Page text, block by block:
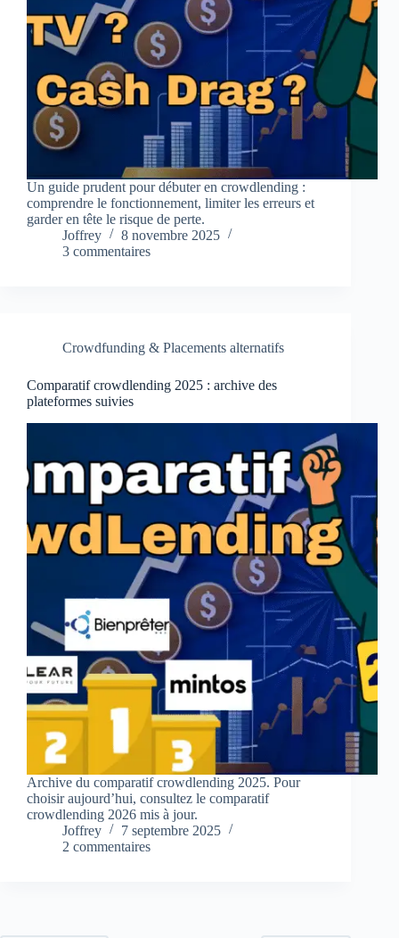
Un guide prudent pour débuter en crowdlending :
comprendre le fonctionnement, limiter les erreurs et
garder en tête le risque de perte.
Joffrey
8 novembre 2025
3 commentaires
Crowdfunding & Placements alternatifs
Comparatif crowdlending 2025 : archive des
plateformes suivies
Archive du comparatif crowdlending 2025. Pour
choisir aujourd’hui, consultez le comparatif
crowdlending 2026 mis à jour.
Joffrey
7 septembre 2025
2 commentaires